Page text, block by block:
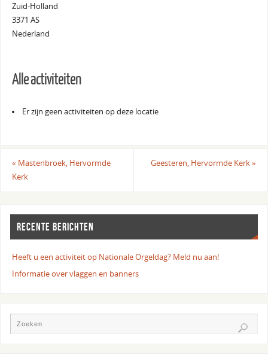
Zuid-Holland
3371 AS
Nederland
Alle activiteiten
Er zijn geen activiteiten op deze locatie
« Mastenbroek, Hervormde
Kerk
Geesteren, Hervormde Kerk»
RECENTE BERICHTEN
Heeft u een activiteit op Nationale Orgeldag? Meld nu aan!
Informatie over vlaggen en banners